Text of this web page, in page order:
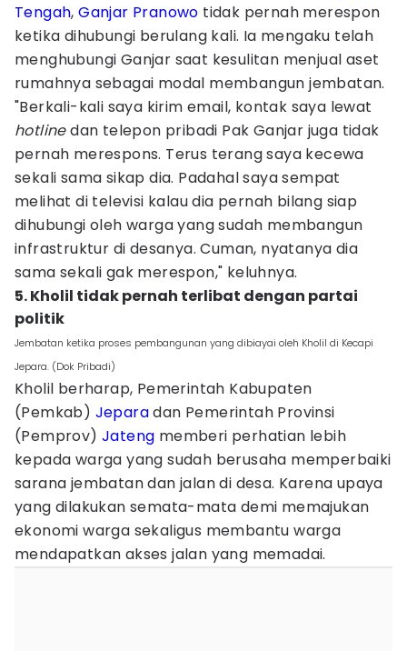
Tengah,Ganjar Pranowo tidak pernah merespon
ketika dihubungi berulang kali. Ia mengaku telah
menghubungi Ganjar saat kesulitan menjual aset
rumahnya sebagai modal membangun jembatan.
"Berkali-kali saya kirim email, kontak saya lewat
hotlinedan telepon pribadi Pak Ganjar juga tidak
pernah merespons. Terus terang saya kecewa
sekali sama sikap dia. Padahal saya sempat
melihat di televisi kalau dia pernah bilang siap
dihubungi oleh warga yang sudah membangun
infrastruktur di desanya. Cuman, nyatanya dia
sama sekali gak merespon," keluhnya.
5. Kholil tidak pernah terlibat dengan partai
politik
Jembatan ketika proses pembangunan yang dibiayai oleh Kholil di Kecapi
Jepara. (Dok Pribadi)
Kholil berharap, Pemerintah Kabupaten
(Pemkab) Jeparadan Pemerintah Provinsi
(Pemprov)Jateng memberi perhatian lebih
kepada warga yang sudah berusaha memperbaiki
sarana jembatan dan jalan di desa. Karena upaya
yang dilakukan semata-mata demi memajukan
ekonomi warga sekaligus membantu warga
mendapatkan akses jalan yang memadai.